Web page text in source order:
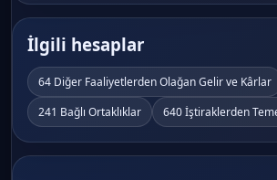
İlgili hesaplar
64 Diğer Faaliyetlerden Olağan Gelir ve Kârlar
241 Bağlı Ortaklıklar
640 İştiraklerden